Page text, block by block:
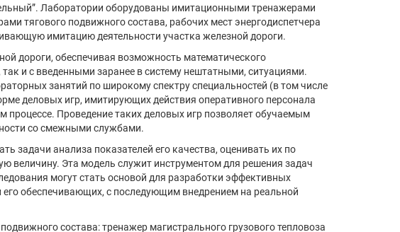
Лаборатории оборудованы имитационными тренажерами
тягового подвижного состава, рабочих мест энергодиспетчера
имитацию деятельности участка железной дороги.
дороги, обеспечивая возможность математического
и с введенными заранее в систему нештатными, ситуациями.
занятий по широкому спектру специальностей (в том числе
деловых игр, имитирующих действия оперативного персонала
процессе. Проведение таких деловых игр позволяет обучаемым
со смежными службами.
задачи анализа показателей его качества, оценивать их по
величину. Эта модель служит инструментом для решения задач
могут стать основой для разработки эффективных
обеспечивающих, с последующим внедрением на реальной
состава: тренажер магистрального грузового тепловоза